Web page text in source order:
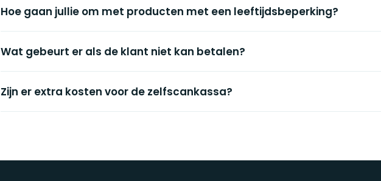
Hoe gaan jullie om met producten met een leeftijdsbeperking?
Wat gebeurt er als de klant niet kan betalen?
Zijn er extra kosten voor de zelfscankassa?